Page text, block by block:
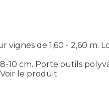
de 1,60 - 2,60
10 cm. Porte outils
Voir le produit